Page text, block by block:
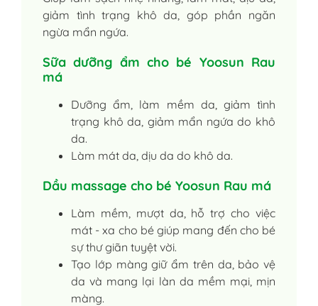
giảm tình trạng khô da, góp phần ngăn
ngừa mẩn ngứa.
Sữa dưỡng ẩm cho bé Yoosun Rau
má
Dưỡng ẩm, làm mềm da, giảm tình
trạng khô da, giảm mẩn ngứa do khô
da.
Làm mát da, dịu da do khô da.
Dầu massage cho bé Yoosun Rau má
Làm mềm, mượt da, hỗ trợ cho việc
mát - xa cho bé giúp mang đến cho bé
sự thư giãn tuyệt vời.
Tạo lớp màng giữ ẩm trên da, bảo vệ
da và mang lại làn da mềm mại, mịn
màng.